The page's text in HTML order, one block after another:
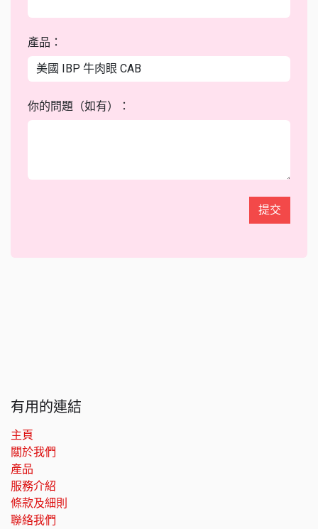
產品：
你的問題（如有）：
提交
有用的連結
主頁
關於我們
產品
服務介紹
條款及細則
聯絡我們